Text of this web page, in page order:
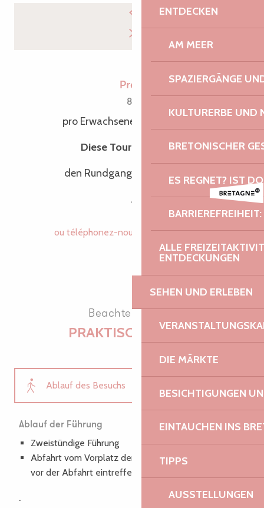
ENTDECKEN
AM MEER
SPAZIERGÄNGE
KULTURERBE UND
BRETONISCHER
ES REGNET? IST
ALLE
ENTDECKUNGEN
SEHEN UND ERLEBEN
DIE MÄRKTE
BESICHTIGUNGEN
EINTAUCHEN INS
TIPPS
AUSSTELLUNGEN
Preis
8€
pro Erwachsener (ab 12 Jahren)
Diese Tour beinhaltet
den Rundgang durch Tréguier
.
ou téléphonez-nous 02 96 05 60▒▒
Beachten Sie die
PRAKTISCHE INFOS
Ablauf des Besuchs
Tarife
Wie man kommt
Ablauf der Führung
Zweistündige Führung
Abfahrt vom Vorplatz der Kathedrale (15 Minuten
vor der Abfahrt eintreffen)
.